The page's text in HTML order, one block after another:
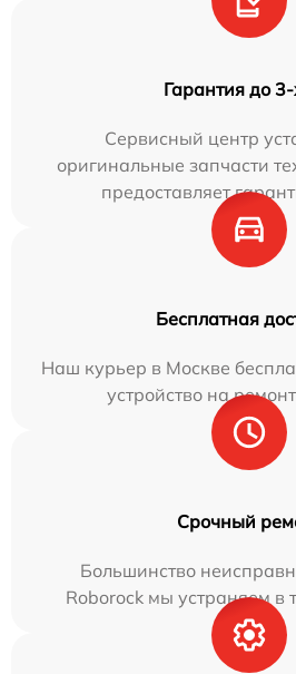
Гарантия до 3-
Сервисный центр
оригинальные запчасти
предоставляет
Бесплатная
Наш курьер в Москве
устройство на
Срочный
Большинство
Roborock мы устраняем в